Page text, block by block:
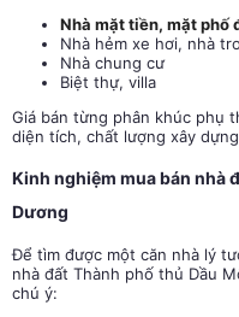
Nhà mặt tiền, mặt phố
Nhà hẻm xe hơi, nhà
Nhà chung cư
Biệt thự, villa
Giá bán từng phân khúc phụ
diện tích, chất lượng xây
Kinh nghiệm mua bán nhà
Dương
Để tìm được một căn nhà lý
nhà đất Thành phố thủ Dầu
chú ý: